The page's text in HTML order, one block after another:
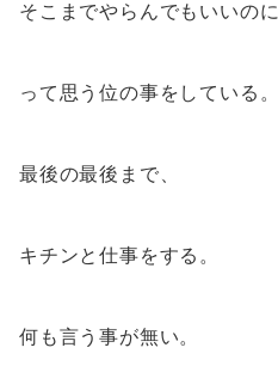
そこまでやらんでもいいのに
って思う位の事をしている。
最後の最後まで、
キチンと仕事をする。
何も言う事が無い。